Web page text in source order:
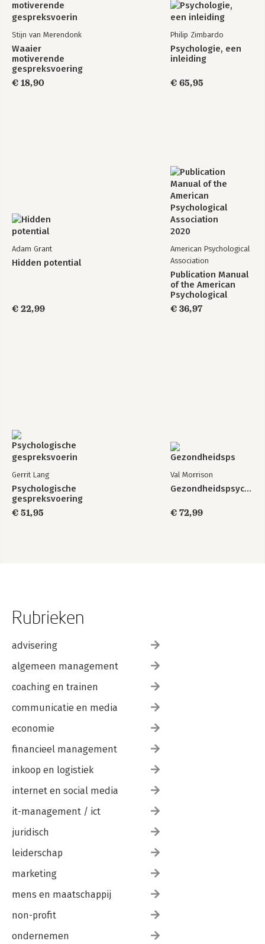
Stijn van Merendonk
Waaier
motiverende
gespreksvoering
€ 18,90
Philip Zimbardo
Psychologie, een
inleiding
€ 65,95
Adam Grant
Hidden potential
€ 22,99
American Psychological
Association
Publication Manual
of the American
Psychological
Association 2020
€ 36,97
Gerrit Lang
Psychologische
gespreksvoering
€ 51,95
Val Morrison
Gezondheidspsychologie
€ 72,99
Rubrieken
advisering
algemeen management
coaching en trainen
communicatie en media
economie
financieel management
inkoop en logistiek
internet en social media
it-management / ict
juridisch
leiderschap
marketing
mens en maatschappij
non-profit
ondernemen